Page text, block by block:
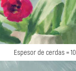
Espesor de cerdas = 10